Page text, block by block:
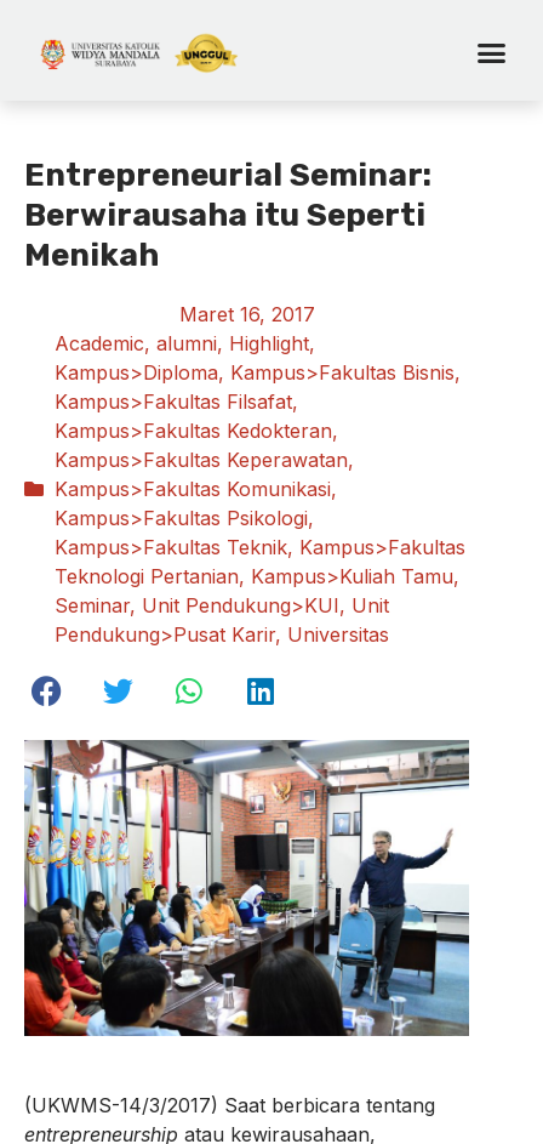
Entrepreneurial Seminar:
Berwirausaha itu Seperti
Menikah
Maret 16, 2017
Academic, alumni, Highlight,
Kampus>Diploma, Kampus>Fakultas Bisnis,
Kampus>Fakultas Filsafat,
Kampus>Fakultas Kedokteran,
Kampus>Fakultas Keperawatan,
Kampus>Fakultas Komunikasi,
Kampus>Fakultas Psikologi,
Kampus>Fakultas Teknik, Kampus>Fakultas
Teknologi Pertanian, Kampus>Kuliah Tamu,
Seminar, Unit Pendukung>KUI, Unit
Pendukung>Pusat Karir, Universitas
(UKWMS-14/3/2017) Saat berbicara tentang
entrepreneurship atau kewirausahaan,